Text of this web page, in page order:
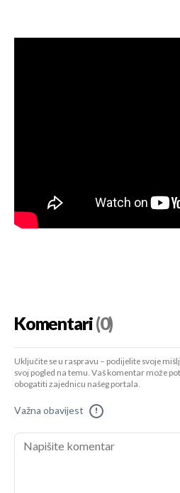
Komentari(0)
Uključite se u raspravu – podijelite svoje
svoj pogled na temu. Vaš komentar može
obogatiti zajednicu našeg portala.
Važna obavijest !